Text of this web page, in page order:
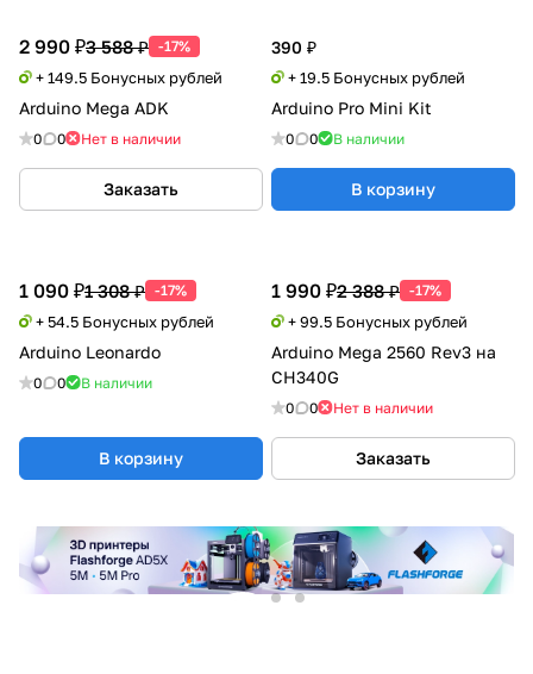
390 ₽
+ 19.5 Бонусных рублей
Arduino Pro Mini Kit
0 0 В наличии
В корзину
1 090 ₽1 308 ₽ -17%
+ 54.5 Бонусных рублей
Arduino Leonardo
0 0 В наличии
В корзину
1 990 ₽2 388 ₽ -17%
+ 99.5 Бонусных рублей
Arduino Mega 2560 Rev3 на
CH340G
0 0 Нет в наличии
Заказать
2 990 ₽3 588 ₽ -17%
+ 149.5 Бонусных рублей
Arduino Mega ADK
0 0 Нет в наличии
Заказать